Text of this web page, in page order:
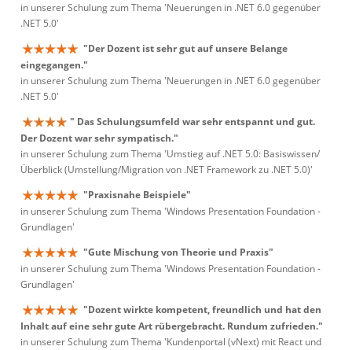
in unserer Schulung zum Thema 'Neuerungen in .NET 6.0 gegenüber
.NET 5.0'
"Der Dozent ist sehr gut auf unsere Belange
eingegangen."
in unserer Schulung zum Thema 'Neuerungen in .NET 6.0 gegenüber
.NET 5.0'
" Das Schulungsumfeld war sehr entspannt und gut.
Der Dozent war sehr sympatisch."
in unserer Schulung zum Thema 'Umstieg auf .NET 5.0: Basiswissen/
Überblick (Umstellung/Migration von .NET Framework zu .NET 5.0)'
"Praxisnahe Beispiele"
in unserer Schulung zum Thema 'Windows Presentation Foundation -
Grundlagen'
"Gute Mischung von Theorie und Praxis"
in unserer Schulung zum Thema 'Windows Presentation Foundation -
Grundlagen'
"Dozent wirkte kompetent, freundlich und hat den
Inhalt auf eine sehr gute Art rübergebracht. Rundum zufrieden."
in unserer Schulung zum Thema 'Kundenportal (vNext) mit React und